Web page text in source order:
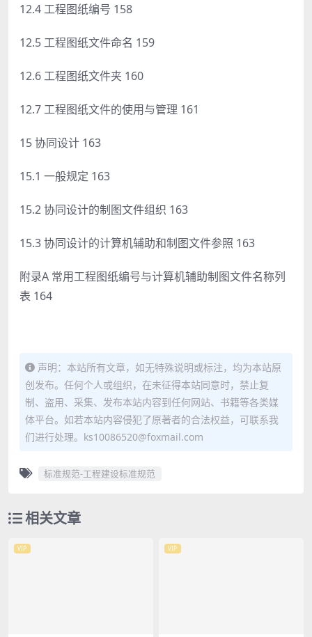
12.4 工程图纸编号 158
12.5 工程图纸文件命名 159
12.6 工程图纸文件夹 160
12.7 工程图纸文件的使用与管理 161
15 协同设计 163
15.1 一般规定 163
15.2 协同设计的制图文件组织 163
15.3 协同设计的计算机辅助和制图文件参照 163
附录A 常用工程图纸编号与计算机辅助制图文件名称列
表 164
声明：本站所有文章，如无特殊说明或标注，均为本站原
创发布。任何个人或组织，在未征得本站同意时，禁止复
制、盗用、采集、发布本站内容到任何网站、书籍等各类媒
体平台。如若本站内容侵犯了原著者的合法权益，可联系我
们进行处理。ks10086520@foxmail.com
标准规范-工程建设标准规范
相关文章
VIP VIP